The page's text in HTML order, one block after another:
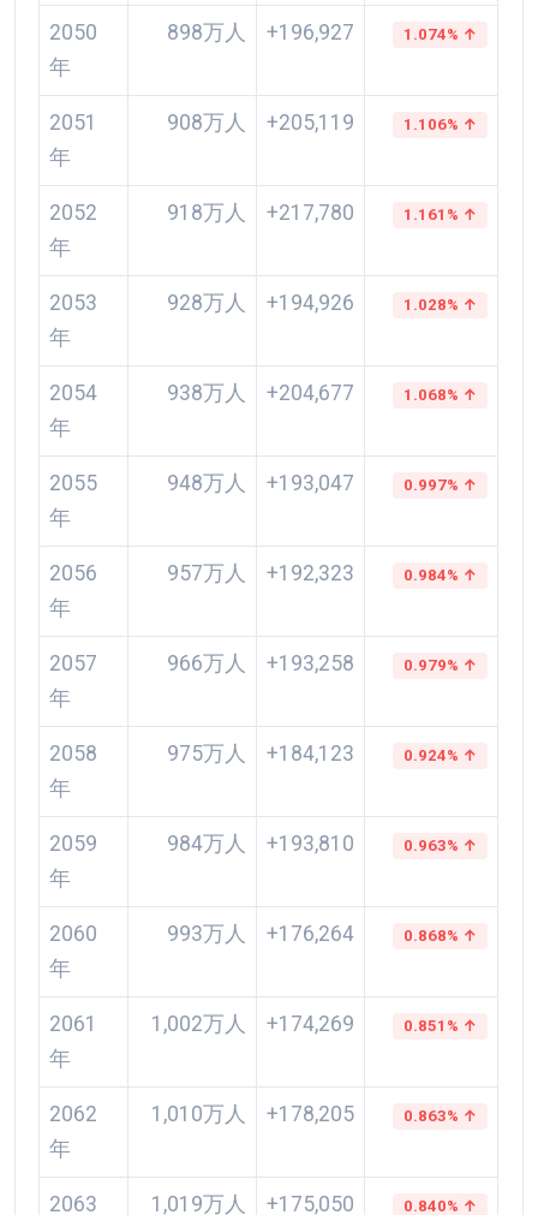
2050
年
898万人 +196,927 1.074% ↑
2051
年
908万人 +205,119 1.106% ↑
2052
年
918万人 +217,780 1.161% ↑
2053
年
928万人 +194,926 1.028% ↑
2054
年
938万人 +204,677 1.068% ↑
2055
年
948万人 +193,047 0.997% ↑
2056
年
957万人 +192,323 0.984% ↑
2057
年
966万人 +193,258 0.979% ↑
2058
年
975万人 +184,123 0.924% ↑
2059
年
984万人 +193,810 0.963% ↑
2060
年
993万人 +176,264 0.868% ↑
2061
年
1,002万人 +174,269 0.851% ↑
2062
年
1,010万人 +178,205 0.863% ↑
2063 1,019万人 +175,050 0.840% ↑